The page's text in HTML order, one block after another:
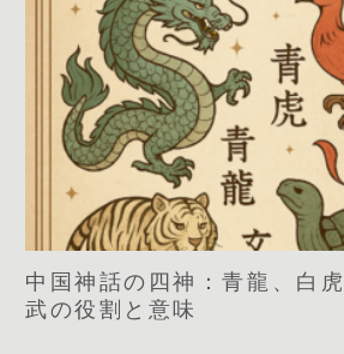
中国神話の四神：青龍、白
武の役割と意味